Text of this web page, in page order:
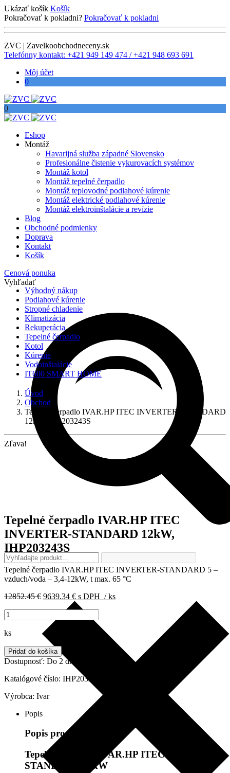
Ukázať košík Košík
Pokračovať k pokladni? Pokračovať k pokladni
ZVC | Zavelkoobchodneceny.sk
Telefónny kontakt: +421 949 149 474 / +421 948 693 691
Môj účet
0
0
Eshop
Montáž
Havarijná služba západné Slovensko
Profesionálne čistenie vykurovacích systémov
Montáž kotol
Montáž tepelné čerpadlo
Montáž teplovodné podlahové kúrenie
Montáž elektrické podlahové kúrenie
Montáž elektroinštalácie a revízie
Blog
Obchodné podmienky
Doprava
Kontakt
Košík
Cenová ponuka
Vyhľadať
Výhodný nákup
Podlahové kúrenie
Stropné chladenie
Klimatizácia
Rekuperácia
Tepelné čerpadlo
Kotol
Kúrenie
Vodoinštalácie
IT600 SMART HOME
Úvod
Obchod
Tepelné čerpadlo IVAR.HP ITEC INVERTER-STANDARD
12kW, IHP203243S
Zľava!
Tepelné čerpadlo IVAR.HP ITEC
INVERTER-STANDARD 12kW,
IHP203243S
Tepelné čerpadlo IVAR.HP ITEC INVERTER-STANDARD 5 –
vzduch/voda – 3,4-12kW, t max. 65 °C
12852.45€ Pôvodná
12852.45 €.
9639.34 €Aktuálna
cena
9639.34 €.
s DPH / ks
množstvo
Tepelné
čerpadlo
ITEC
INVERTER-
12kW,
ks
Pridať do košíka
Dostupnosť: Do 2 dní
Katalógové číslo: IHP203243S
Výrobca: Ivar
Popis
Popis produktu
Tepelné čerpadlo IVAR.HP ITEC INVERTER-
STANDARD 12kW